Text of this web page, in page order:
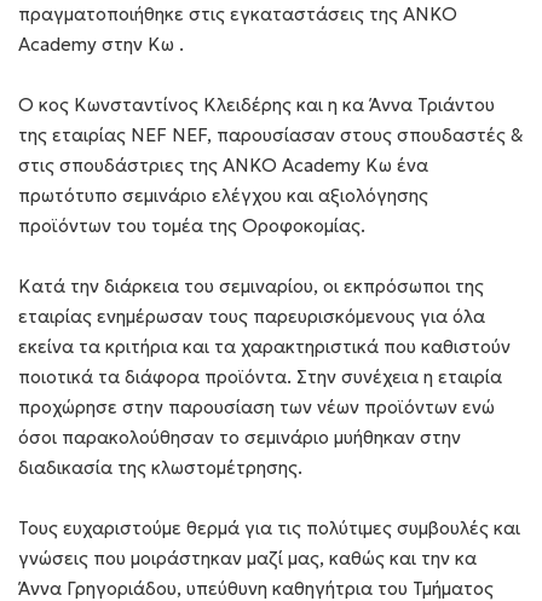
πραγματοποιήθηκε στις εγκαταστάσεις της ANKO
Academy στην Κω .
O κος Κωνσταντίνος Κλειδέρης και η κα Άννα Τριάντου
της εταιρίας NEF NEF, παρουσίασαν στους σπουδαστές &
στις σπουδάστριες της ANKO Academy Κω ένα
πρωτότυπο σεμινάριο ελέγχου και αξιολόγησης
προϊόντων του τομέα της Οροφοκομίας.
Κατά την διάρκεια του σεμιναρίου, οι εκπρόσωποι της
εταιρίας ενημέρωσαν τους παρευρισκόμενους για όλα
εκείνα τα κριτήρια και τα χαρακτηριστικά που καθιστούν
ποιοτικά τα διάφορα προϊόντα. Στην συνέχεια η εταιρία
προχώρησε στην παρουσίαση των νέων προϊόντων ενώ
όσοι παρακολούθησαν το σεμινάριο μυήθηκαν στην
διαδικασία της κλωστομέτρησης.
Τους ευχαριστούμε θερμά για τις πολύτιμες συμβουλές και
γνώσεις που μοιράστηκαν μαζί μας, καθώς και την κα
Άννα Γρηγοριάδου, υπεύθυνη καθηγήτρια του Τμήματος